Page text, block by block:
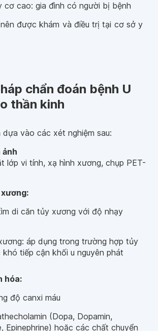
cơ cao: gia đình có người bị bệnh
được khám và điều trị tại cơ sở y
chẩn đoán bệnh U
thần kinh
dựa vào các xét nghiệm sau:
ảnh
lớp vi tính, xạ hình xương, chụp PET-
di căn tủy xương với độ nhạy
áp dụng trong trường hợp tủy
tiếp cận khối u nguyên phát
hóa:
độ canxi máu
(Dopa, Dopamin,
Epinephrine) hoặc các chất chuyển